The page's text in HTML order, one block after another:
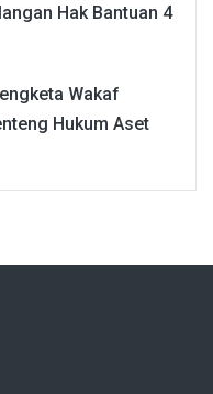
Hak Bantuan 4
Wakaf
Hukum Aset